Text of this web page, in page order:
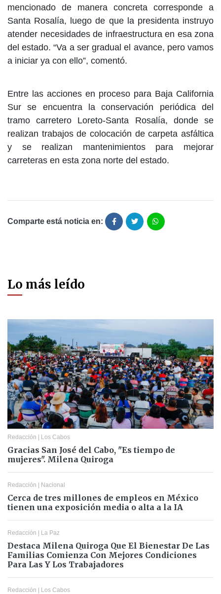
mencionado de manera concreta corresponde a
Santa Rosalía, luego de que la presidenta instruyo
atender necesidades de infraestructura en esa zona
del estado. “Va a ser gradual el avance, pero vamos
a iniciar ya con ello”, comentó.
Entre las acciones en proceso para Baja California
Sur se encuentra la conservación periódica del
tramo carretero Loreto-Santa Rosalía, donde se
realizan trabajos de colocación de carpeta asfáltica
y se realizan mantenimientos para mejorar
carreteras en esta zona norte del estado.
Comparte está noticia en:
Lo más leído
Redacción | Los Cabos
Gracias San José del Cabo, "Es tiempo de
mujeres". Milena Quiroga
Redacción | Nacional
Cerca de tres millones de empleos en México
tienen una exposición media o alta a la IA
Redacción | La Paz
Destaca Milena Quiroga Que El Bienestar De Las
Familias Comienza Con Mejores Condiciones
Para Las Y Los Trabajadores
Redacción | Los Cabos